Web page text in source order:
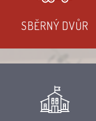
SBĚRNÝ DVŮR